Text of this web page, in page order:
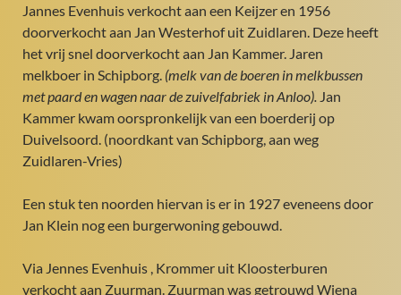
Jannes Evenhuis verkocht aan een Keijzer en 1956
doorverkocht aan Jan Westerhof uit Zuidlaren. Deze heeft
het vrij snel doorverkocht aan Jan Kammer. Jaren
melkboer in Schipborg. (melk van de boeren inmelkbussen
met paard en wagen naar de zuivelfabriek in Anloo). Jan
Kammer kwam oorspronkelijk van een boerderij op
Duivelsoord. (noordkant van Schipborg, aan weg
Zuidlaren-Vries)
Een stuk ten noorden hiervan is er in 1927 eveneens door
Jan Klein nog een burgerwoning gebouwd.
Via Jennes Evenhuis , Krommer uit Kloosterburen
verkocht aan Zuurman. Zuurman was getrouwd Wiena